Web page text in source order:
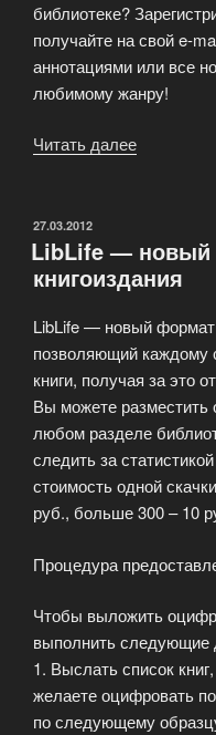
библиотеке?
получайте на свой e-
аннотациями или все
любимому жанру!
Читать далее
Life»
ОПУБЛИКОВАНО
27.03.2012
LibLife — новый
книгоиздания
LibLife — новый формат
позволяющий каждому
книги, получая за это
Вы можете
любом разделе
следить за
стоимость одной
руб., больше 300 – 10
Процедура
Чтобы выложить
выполнить следующие
1. Выслать список
желаете оцифровать
по следующему